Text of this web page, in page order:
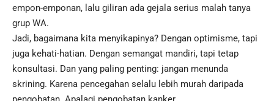
empon-emponan, lalu giliran ada gejala serius malah tanya
grup WA.
Jadi, bagaimana kita menyikapinya? Dengan optimisme, tapi
juga kehati-hatian. Dengan semangat mandiri, tapi tetap
konsultasi. Dan yang paling penting: jangan menunda
skrining. Karena pencegahan selalu lebih murah daripada